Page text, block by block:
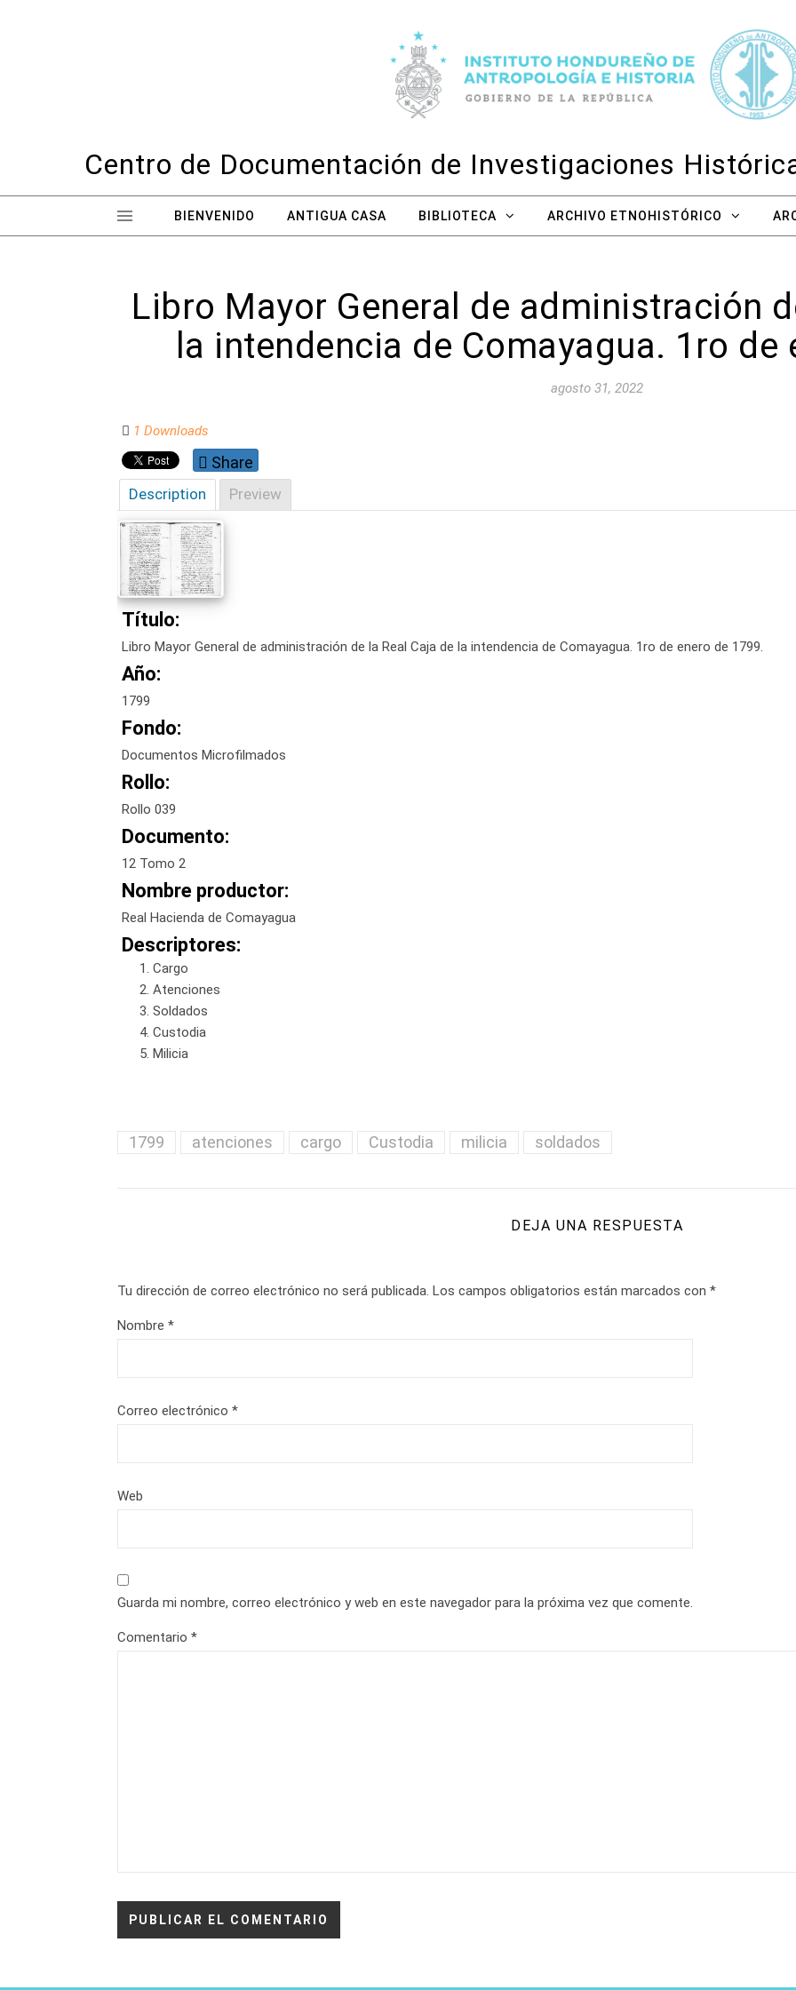
Centro de Documentación de Investigaciones
BIENVENIDO ANTIGUA CASA BIBLIOTECA ARCHIVO ETNOHISTÓRICO
Libro Mayor General de administración
la intendencia de Comayagua. 1ro de
agosto 31, 2022
1 Downloads
Share
Description Preview
Título:
Libro Mayor General de administración de la Real Caja de la intendencia de Comayagua. 1ro de enero de 1799.
Año:
1799
Fondo:
Documentos Microfilmados
Rollo:
Rollo 039
Documento:
12 Tomo 2
Nombre productor:
Real Hacienda de Comayagua
Descriptores:
Cargo
Atenciones
Soldados
Custodia
Milicia
1799 atenciones cargo Custodia milicia soldados
DEJA UNA RESPUESTA
Tu dirección de correo electrónico no será publicada. Los campos obligatorios están marcados con *
Nombre *
Correo electrónico *
Web
Guarda mi nombre, correo electrónico y web en este navegador para la próxima vez que comente.
Comentario *